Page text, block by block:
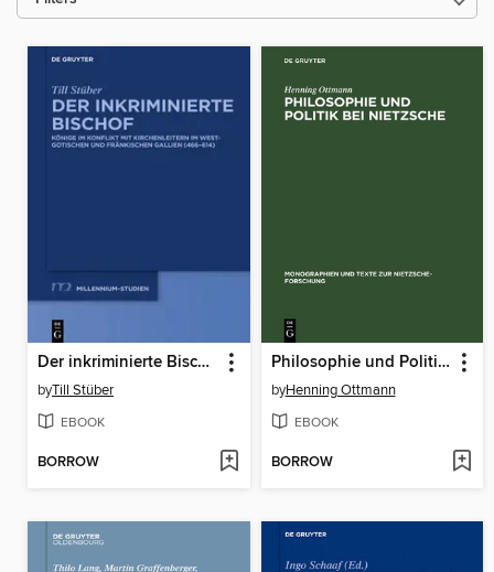
Der inkriminierte Bischof
byTill Stüber
EBOOK
BORROW
Philosophie und Politik bei Nietzsche
byHenning Ottmann
EBOOK
BORROW